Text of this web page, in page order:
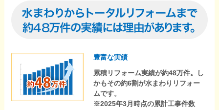
豊富な実績
累積リフォーム実績が約48万件。し
かもその約6割が水まわりリフォー
ムです。
※2025年3月時点の累計工事件数